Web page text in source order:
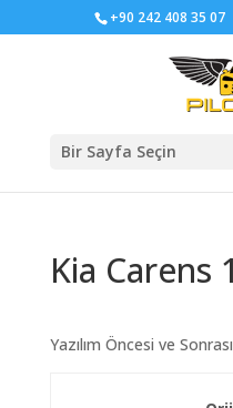
+90 242 408 35 07
Bir Sayfa Seçin
Kia Carens
Yazılım Öncesi ve